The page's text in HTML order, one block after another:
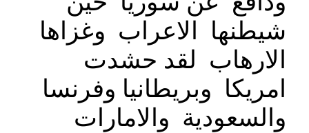
شيطنها الاعراب وغزاها
الارهاب لقد حشدت
امريكا وبريطانيا وفرنسا
والسعودية والامارات